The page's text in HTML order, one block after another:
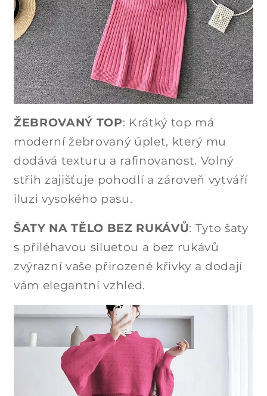
ŽEBROVANÝ TOP: Krátký top má
moderní žebrovaný úplet, který mu
dodává texturu a rafinovanost. Volný
střih zajišťuje pohodlí a zároveň vytváří
iluzi vysokého pasu.
ŠATY NA TĚLO BEZ RUKÁVŮ: Tyto šaty
s přiléhavou siluetou a bez rukávů
zvýrazní vaše přirozené křivky a dodají
vám elegantní vzhled.